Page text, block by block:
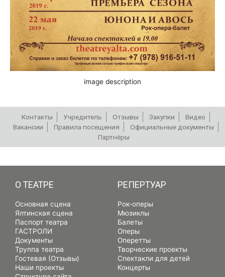
image description
Контакты Учредитель Отзывы Закупки
Видео
Вакансии
Правила посещения
Официальные документы
Партнёры
О ТЕАТРЕ
Основная сцена
Ялтинская сцена
Паспорт театра
ГАСТРОЛИ
Документы
Труппа театра
Гостевая (Отзывы)
Наши проекты
РЕПЕРТУАР
Рок-оперы
Мюзиклы
Балеты
Оперы
Оперетты
Творческие проекты
Спектакли для детей
Концерты